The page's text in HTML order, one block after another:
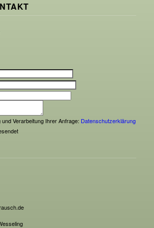
Verarbeitung Ihrer Anfrage: Datenschutzerklärung